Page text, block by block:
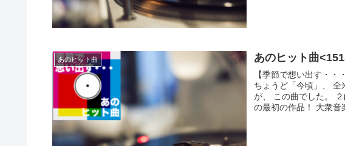
あのヒット曲 あのヒット曲
【季節で想い出す・
ちょうど「今頃」、
が、 この曲でした。
の最初の作品！ 大衆音